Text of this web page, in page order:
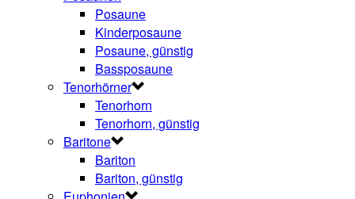
Posaune
Kinderposaune
Posaune, günstig
Bassposaune
Tenorhörner
Tenorhorn
Tenorhorn, günstig
Baritone
Bariton
Bariton, günstig